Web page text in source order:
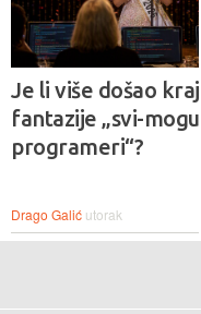
Je li više došao kraj
fantazije „svi-
programeri“?
Drago Galić utorak